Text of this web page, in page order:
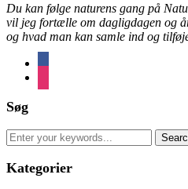
Du kan følge naturens gang på
vil jeg fortælle om dagligdagen og
og hvad man kan samle ind og
Søg
Search
for:
Kategorier